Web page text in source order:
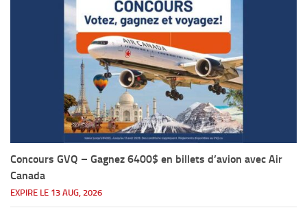
Concours GVQ – Gagnez 6400$ en billets d’avion avec Air
Canada
EXPIRE LE 13 AUG, 2026